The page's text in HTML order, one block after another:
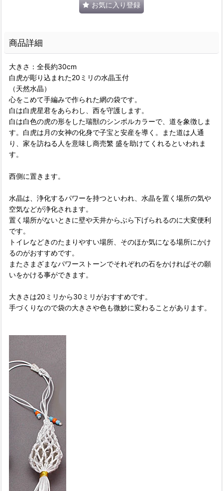
お気に入り登録
商品詳細
大きさ：全長約30cm
白虎が彫り込まれた20ミリの水晶玉付
（天然水晶）
心をこめて手編みで作られた網の袋です。
白は白虎星君をあらわし、西を守護します。
白は白色の虎の形をした瑞獣のシンボルカラーで、道を象徴しま
す。白虎は月の女神の化身で子宝と安産を導く。また道は人通
り、家を訪ねる人を意味し商売繁 盛を助けてくれるといわれま
す。
西側に置きます。
水晶は、浄化するパワーを持つといわれ、水晶を置く場所の気や
空気などが浄化されます。
置く場所がないときに壁や天井からぶら下げられるのに大変便利
です。
トイレなどきのたまりやすい場所、そのほか気になる場所にかけ
るのがおすすめです。
またさまざまなパワーストーンでそれぞれの石をかければその願
いをかける事ができます。
大きさは20ミリから30ミリがおすすめです。
手づくりなので袋の大きさや色も微妙に変わることがあります。